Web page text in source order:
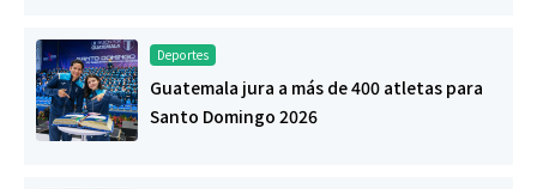
Deportes
Guatemala jura a más de 400 atletas para
Santo Domingo 2026